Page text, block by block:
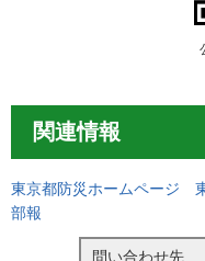
関連情報
東京都防災ホームページ
部報
問い合わせ先